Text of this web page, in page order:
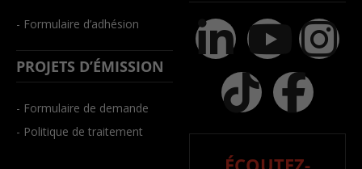
- Formulaire d’adhésion
PROJETS D’ÉMISSION
- Formulaire de demande
- Politique de traitement